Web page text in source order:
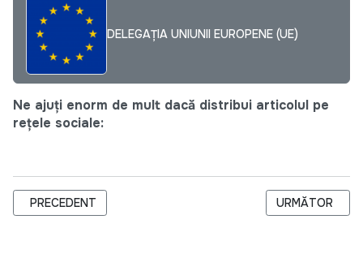
DELEGAȚIA UNIUNII EUROPENE (UE)
Ne ajuți enorm de mult dacă distribui articolul pe
rețele sociale:
ARTICOL PRECEDENT: A AVUT LOC PRIMUL FESTIVAL
PRECEDENT ARTICOLUL
URMĂTOR